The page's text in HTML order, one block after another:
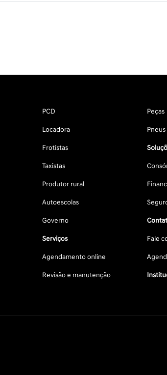
PCD
Locadora
Frotistas
Taxistas
Produtor rural
Autoescolas
Governo
Serviços
Agendamento online
Revisão e manutenção
Peças
Pneus
Fale